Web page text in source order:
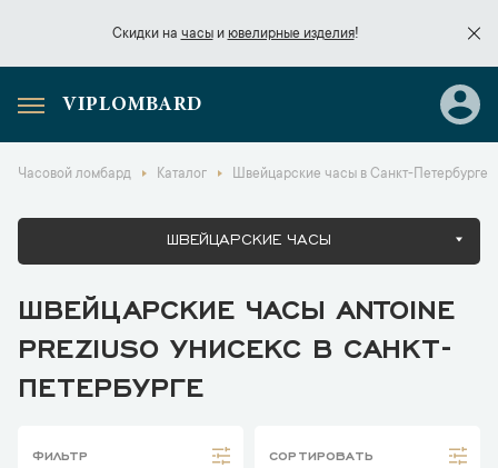
Скидки на часыи ювелирные изделия!
Скидки начасы
VIPLOMBARD
Часовой ломбард Каталог Швейцарские часы в Санкт-Петербурге
ШВЕЙЦАРСКИЕ ЧАСЫ
ШВЕЙЦАРСКИЕ ЧАСЫ ANTOINE
PREZIUSO УНИСЕКС В САНКТ-
ПЕТЕРБУРГЕ
ФИЛЬТР СОРТИРОВАТЬ